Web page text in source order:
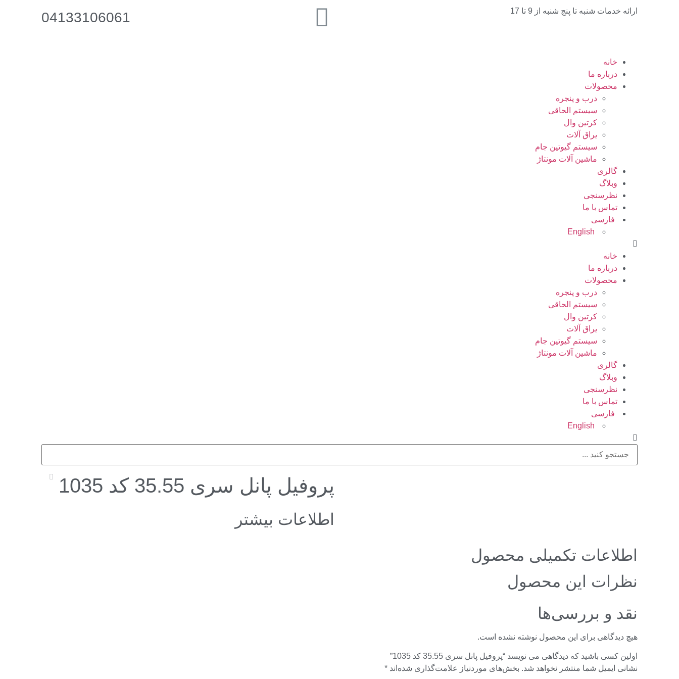
ارائه خدمات شنبه تا پنج شنبه از 9 تا 17 04133106061
خانه
درباره ما
محصولات
درب و پنجره
سیستم الحاقی
کرتین وال
یراق آلات
سیستم گیوتین جام
ماشین آلات مونتاژ
گالری
وبلاگ
نظرسنجی
تماس با ما
فارسی
English
خانه
درباره ما
محصولات
درب و پنجره
سیستم الحاقی
کرتین وال
یراق آلات
سیستم گیوتین جام
ماشین آلات مونتاژ
گالری
وبلاگ
نظرسنجی
تماس با ما
فارسی
English
پروفیل پانل سری 35.55 کد 1035
اطلاعات بیشتر
اطلاعات تکمیلی محصول
نظرات این محصول
نقد و بررسی‌ها
هیچ دیدگاهی برای این محصول نوشته نشده است.
اولین کسی باشید که دیدگاهی می نویسد “پروفیل پانل سری 35.55 کد 1035”
نشانی ایمیل شما منتشر نخواهد شد. بخش‌های موردنیاز علامت‌گذاری شده‌اند *